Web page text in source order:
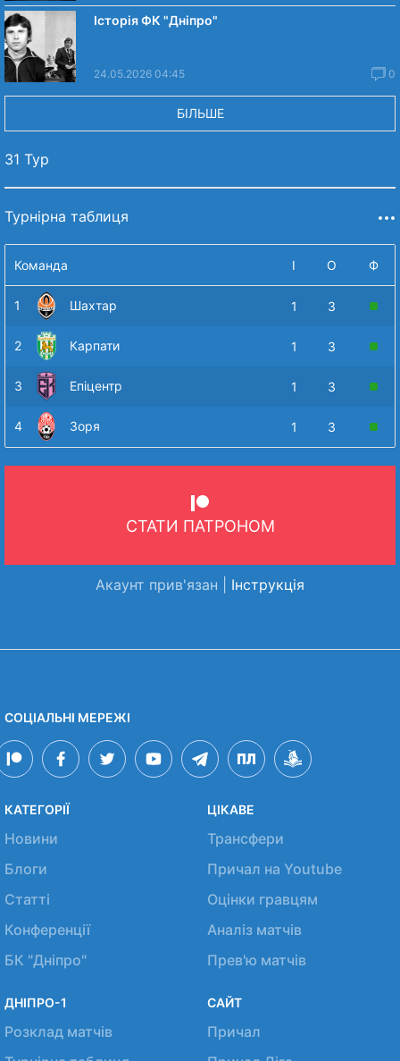
Історія ФК "Дніпро"
24.05.2026 04:45 0
БІЛЬШЕ
31 Тур
Турнірна таблиця
Команда І О Ф
1 Шахтар 1 3
2 Карпати 1 3
3 Епіцентр 1 3
4 Зоря 1 3
СТАТИ ПАТРОНОМ
Акаунт прив'язан | Інструкція
СОЦІАЛЬНІ МЕРЕЖІ
КАТЕГОРІЇ
Новини
Блоги
Статті
Конференції
БК "Дніпро"
ЦІКАВЕ
Трансфери
Причал на Youtube
Оцінки гравцям
Аналіз матчів
Прев'ю матчів
ДНІПРО-1
Розклад матчів
САЙТ
Причал